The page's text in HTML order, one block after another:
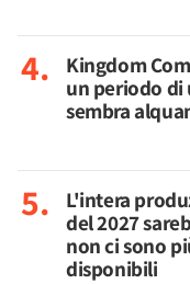
Kingdom
un periodo di
sembra
L'intera
del 2027
non ci sono
disponibili